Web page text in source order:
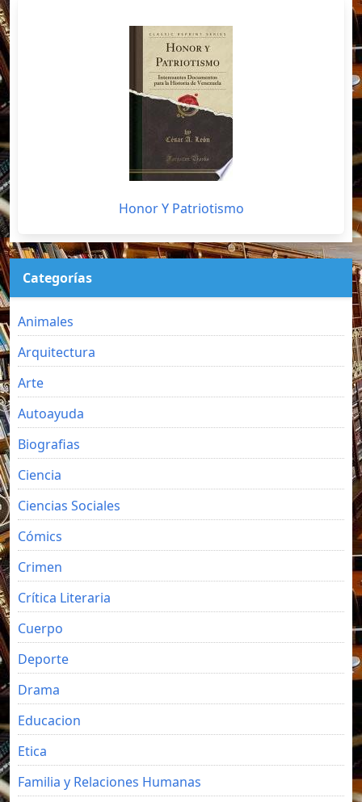
Honor Y Patriotismo
Categorías
Animales
Arquitectura
Arte
Autoayuda
Biografias
Ciencia
Ciencias Sociales
Cómics
Crimen
Crítica Literaria
Cuerpo
Deporte
Drama
Educacion
Etica
Familia y Relaciones Humanas